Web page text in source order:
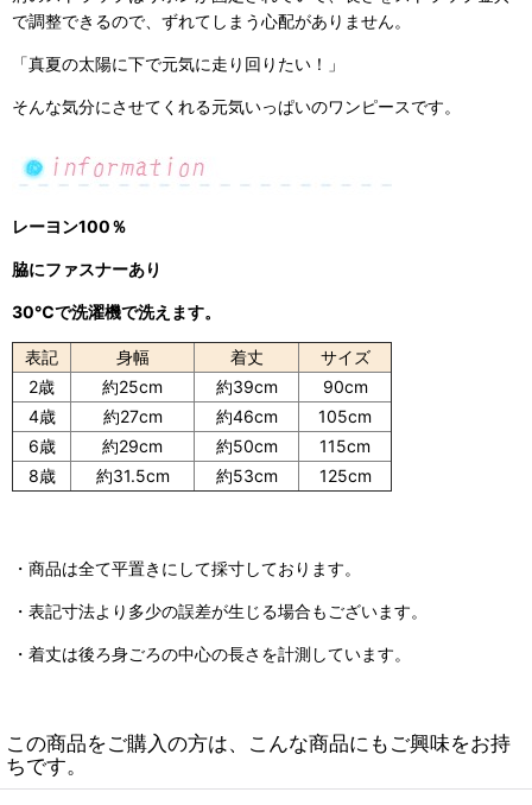
で調整できるので、ずれてしまう心配がありません。
「真夏の太陽に下で元気に走り回りたい！」
そんな気分にさせてくれる元気いっぱいのワンピースです。
レーヨン100％
脇にファスナーあり
30℃で洗濯機で洗えます。
表記 身幅 着丈
サイズ
2歳
約25cm 約39cm
90cm
4歳
約27cm 約46cm
105cm
6歳
約29cm 約50cm
115cm
8歳
約31.5cm 約53cm 125cm
・商品は全て平置きにして採寸しております。
・表記寸法より多少の誤差が生じる場合もございます。
・着丈は後ろ身ごろの中心の長さを計測しています。
この商品をご購入の方は、こんな商品にもご興味をお持
ちです。